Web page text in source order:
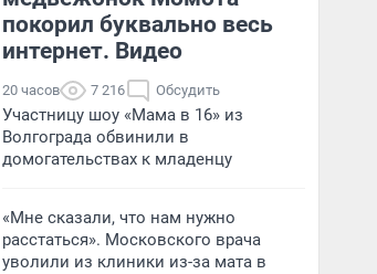
покорил буквально весь
интернет. Видео
20 часов 7 216 Обсудить
Участницу шоу «Мама в 16» из
Волгограда обвинили в
домогательствах к младенцу
«Мне сказали, что нам нужно
расстаться». Московского врача
уволили из клиники из-за мата в